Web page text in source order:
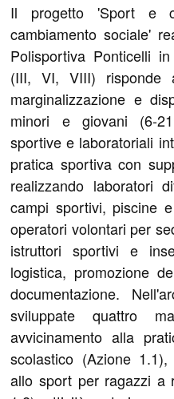
Il progetto 'Sport e
cambiamento sociale'
Polisportiva Ponticelli
(III, VI, VIII) risponde
marginalizzazione e
minori e giovani (6-
sportive e laboratoriali
pratica sportiva con
realizzando laboratori
campi sportivi, piscine
operatori volontari per
istruttori sportivi e
logistica, promozione
documentazione.
sviluppate quattro
avvicinamento alla
scolastico (Azione
allo sport per ragazzi a